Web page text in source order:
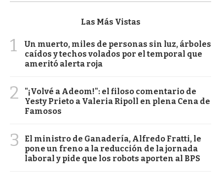
Las Más Vistas
1
Un muerto, miles de personas sin luz, árboles
caídos y techos volados por el temporal que
ameritó alerta roja
2
"¡Volvé a Adeom!": el filoso comentario de
Yesty Prieto a Valeria Ripoll en plena Cena de
Famosos
3
El ministro de Ganadería, Alfredo Fratti, le
pone un freno a la reducción de la jornada
laboral y pide que los robots aporten al BPS